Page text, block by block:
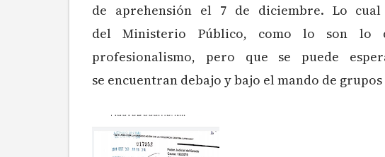
de aprehensión el 7 de diciembre. Lo
del Ministerio Público, como lo son lo
profesionalismo, pero que se puede
se encuentran debajo y bajo el mando de